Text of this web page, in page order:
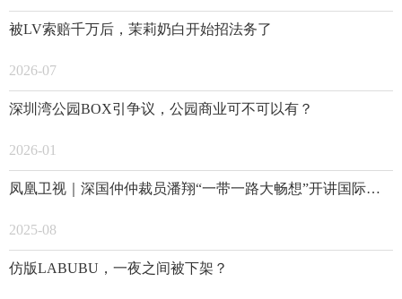
联系我们
被LV索赔千万后，茉莉奶白开始招法务了
2026-07
深圳湾公园BOX引争议，公园商业可不可以有？
2026-01
凤凰卫视｜深国仲仲裁员潘翔“一带一路大畅想”开讲国际商事调解制度
2025-08
仿版LABUBU，一夜之间被下架？